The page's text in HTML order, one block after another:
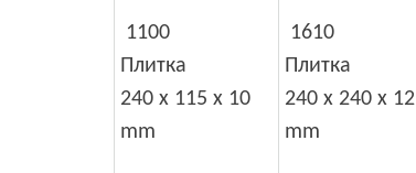
1100
Плитка
240 x 115 x 10
mm
1610
Плитка
240 x 240 x 12
mm